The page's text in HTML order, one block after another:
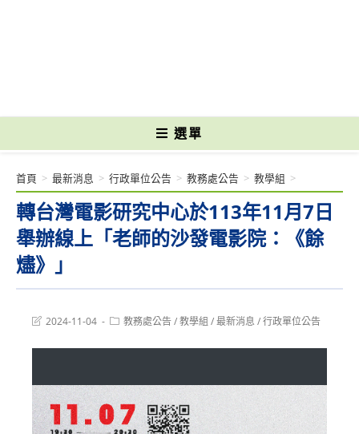
選單
轉台灣電影研究中心於113年11月7日
舉辦線上「老師的沙發電影院：《餘
燼》」
首頁 > 最新消息 > 行政單位公告 > 教務處公告 > 教學組 >
Post2024-11-04
Post教務處公告/教學組 /最新消息 /行政單位公告